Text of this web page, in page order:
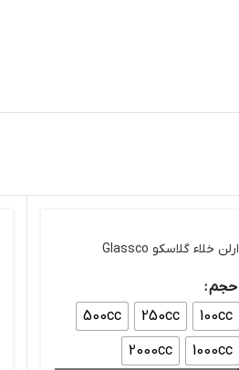
ارلن خلاء گلاسکو Glassco
حجم
100cc
250cc
500cc
1000cc
2000cc